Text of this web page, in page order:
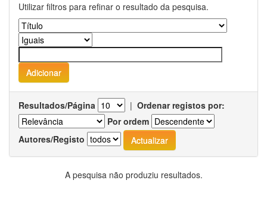
Utilizar filtros para refinar o resultado da pesquisa.
Resultados/Página | Ordenar registos por:
Por ordem
Autores/Registo
A pesquisa não produziu resultados.